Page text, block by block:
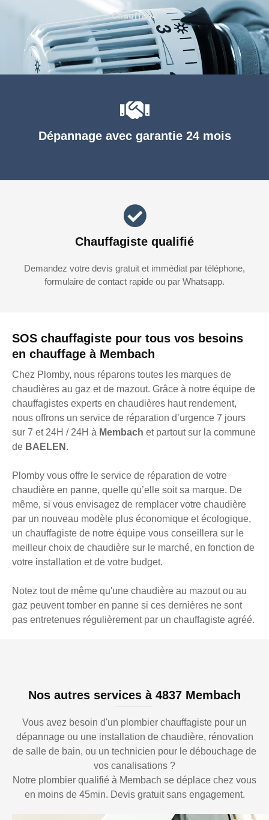
SOS chauffagiste pour tous vos besoins
en chauffage à Membach
Chez Plomby, nous réparons toutes les marques de
chaudières au gaz et de mazout. Grâce à notre équipe de
chauffagistes experts en chaudières haut rendement,
nous offrons un service de réparation d’urgence 7 jours
sur 7 et 24H / 24H à Membach et partout sur la commune
de BAELEN .
Plomby vous offre le service de réparation de votre
chaudière en panne, quelle qu’elle soit sa marque. De
même, si vous envisagez de remplacer votre chaudière
par un nouveau modèle plus économique et écologique,
un chauffagiste de notre équipe vous conseillera sur le
meilleur choix de chaudière sur le marché, en fonction de
votre installation et de votre budget.
Notez tout de même qu'une chaudière au mazout ou au
gaz peuvent tomber en panne si ces dernières ne sont
pas entretenues régulièrement par un chauffagiste agréé.
Dépannage avec garantie 24 mois
Chauffagiste qualifié
Demandez votre devis gratuit et immédiat par téléphone,
formulaire de contact rapide ou par Whatsapp.
Chauffage
Nos autres services à 4837 Membach
Vous avez besoin d'un plombier chauffagiste pour un
dépannage ou une installation de chaudière, rénovation
de salle de bain, ou un technicien pour le débouchage de
vos canalisations ?
Notre plombier qualifié à Membach se déplace chez vous
en moins de 45min. Devis gratuit sans engagement.